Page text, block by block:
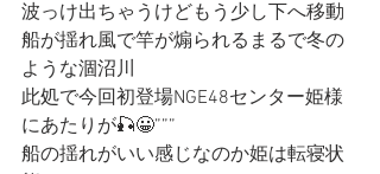
波っけ出ちゃうけどもう少し下へ移動
船が揺れ風で竿が煽られるまるで冬の
ような涸沼川
此処で今回初登場NGE48センター姫様
にあたりが🎣😀”””
船の揺れがいい感じなのか姫は転寝状